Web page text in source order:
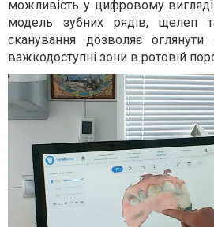
можливість у цифровому
модель зубних рядів, щелеп
сканування дозволяє оглянути
важкодоступні зони в ротовій